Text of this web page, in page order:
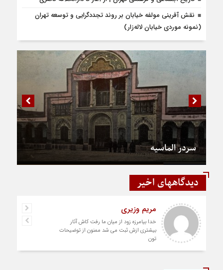
نقش آفرینی مولفه خیابان بر روند تجددگرایی و توسعه تهران
(نمونه موردی خیابان لاله‌زار)
سردر الماسیه
دیدگاههای اخیر
مریم وزیری
خدا بیامرزه زود از میان ما رفت کاش آثار
بیشتری ازش ثبت می شد ممنون از توضیحات
تون